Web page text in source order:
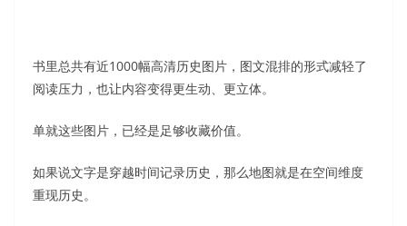
书里总共有近1000幅高清历史图片，图文混排的形式减轻了
阅读压力，也让内容变得更生动、更立体。
单就这些图片，已经是足够收藏价值。
如果说文字是穿越时间记录历史，那么地图就是在空间维度
重现历史。